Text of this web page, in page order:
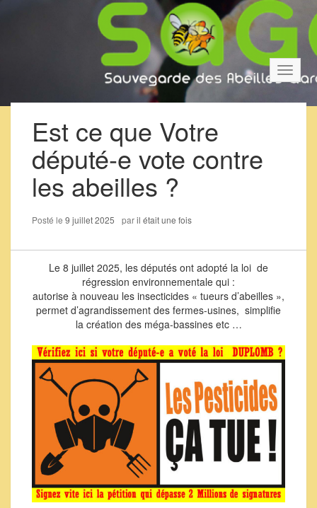
la
Est ce que Votre
député-e vote contre
les abeilles ?
Posté le 9 juillet 2025 paril était une fois
Le 8 juillet 2025, les députés ont adopté la loi de
régression environnementale qui :
autorise à nouveau les insecticides « tueurs d’abeilles »,
permet d’agrandissement des fermes-usines, simplifie
la création des méga-bassines etc …